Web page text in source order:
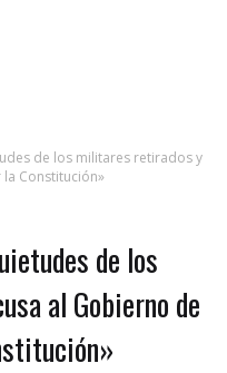
de los militares retirados y
Constitución»
de los
al Gobierno de